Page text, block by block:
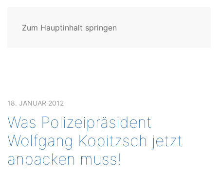
Zum Hauptinhalt springen
18. JANUAR 2012
Was Polizeipräsident
Wolfgang Kopitzsch jetzt
anpacken muss!